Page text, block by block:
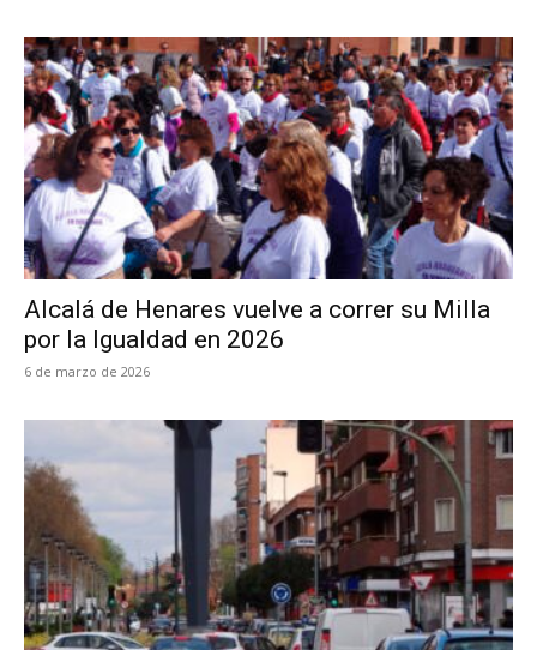
Alcalá de Henares vuelve a correr su Milla
por la Igualdad en 2026
6 de marzo de 2026